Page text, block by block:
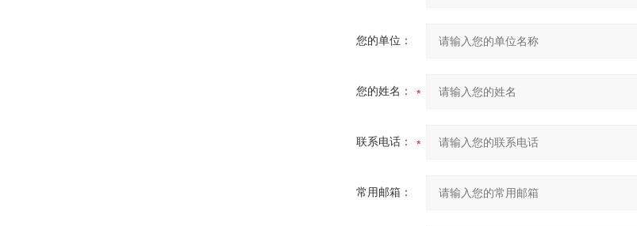
您的单位：
您的姓名：
联系电话：
常用邮箱：